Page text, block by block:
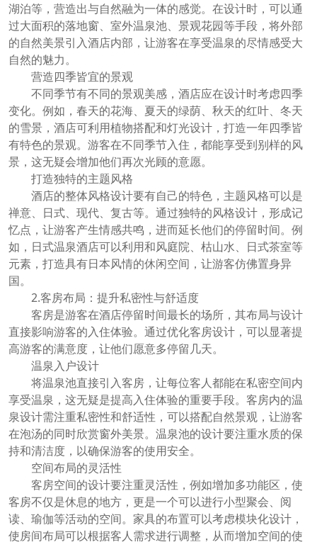
湖泊等，营造出与自然融为一体的感觉。在设计时，可以通
过大面积的落地窗、室外温泉池、景观花园等手段，将外部
的自然美景引入酒店内部，让游客在享受温泉的尽情感受大
自然的魅力。
营造四季皆宜的景观
不同季节有不同的景观美感，酒店应在设计时考虑四季
变化。例如，春天的花海、夏天的绿荫、秋天的红叶、冬天
的雪景，酒店可利用植物搭配和灯光设计，打造一年四季皆
有特色的景观。游客在不同季节入住，都能享受到别样的风
景，这无疑会增加他们再次光顾的意愿。
打造独特的主题风格
酒店的整体风格设计要有自己的特色，主题风格可以是
禅意、日式、现代、复古等。通过独特的风格设计，形成记
忆点，让游客产生情感共鸣，进而延长他们的停留时间。例
如，日式温泉酒店可以利用和风庭院、枯山水、日式茶室等
元素，打造具有日本风情的休闲空间，让游客仿佛置身异
国。
2.客房布局：提升私密性与舒适度
客房是游客在酒店停留时间最长的场所，其布局与设计
直接影响游客的入住体验。通过优化客房设计，可以显著提
高游客的满意度，让他们愿意多停留几天。
温泉入户设计
将温泉池直接引入客房，让每位客人都能在私密空间内
享受温泉，这无疑是提高入住体验的重要手段。客房内的温
泉设计需注重私密性和舒适性，可以搭配自然景观，让游客
在泡汤的同时欣赏窗外美景。温泉池的设计要注重水质的保
持和清洁度，以确保游客的使用安全。
空间布局的灵活性
客房空间的设计要注重灵活性，例如增加多功能区，使
客房不仅是休息的地方，更是一个可以进行小型聚会、阅
读、瑜伽等活动的空间。家具的布置可以考虑模块化设计，
使房间布局可以根据客人需求进行调整，从而增加空间的使